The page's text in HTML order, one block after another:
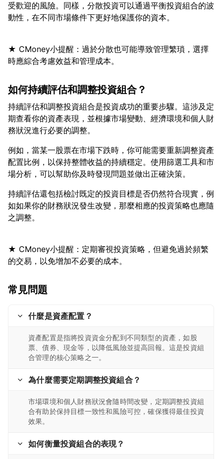
受歡迎的風險。同樣，分散投資可以通過平衡投資組合的波
★ CMoney小提醒：過於分散也可能導致管理繁瑣，選擇
如何持續評估和調整投資組合？
持續評估和調整投資組合是投資成功的重要步驟。這涉及定
期查看你的資產表現，並根據市場變動、經濟環境和個人財
例如，當某一股票在市場下跌時，你可能需要重新調整資產
配置比例，以保持整體收益的持續穩定。使用篩選工具和市
持續評估還包括檢討既定的投資目標是否仍然符合現實，例
如如果你的財務狀況發生改變，那麼相應的投資策略也應隨
★ CMoney小提醒：定期審視投資策略，但避免過於頻繁
常見問題
什麼是資產配置？
資產配置是指將投資資金分配到不同類型的資產，如股
票、債券、現金等，以降低風險並提高回報。這是投資組
合管理的核心策略之一。
為什麼需要定期調整投資組合？
市場環境和個人財務狀況會隨時間改變，定期調整投資組
合有助於保持目標一致性和風險可控，確保獲得最佳投資
效果。
如何衡量投資組合的表現？